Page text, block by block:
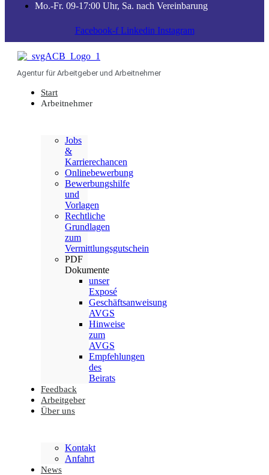
Mo.-Fr. 09-17:00 Uhr, Sa. nach Vereinbarung
Facebook-f Linkedin Instagram
Agentur für Arbeitgeber und Arbeitnehmer
Start
Arbeitnehmer
Jobs
&
Karrierechancen
Onlinebewerbung
Bewerbungshilfe
und
Vorlagen
Rechtliche
Grundlagen
zum
Vermittlungsgutschein
PDF
Dokumente
unser
Exposé
Geschäftsanweisung
AVGS
Hinweise
zum
AVGS
Empfehlungen
des
Beirats
Feedback
Arbeitgeber
Über uns
Kontakt
Anfahrt
News